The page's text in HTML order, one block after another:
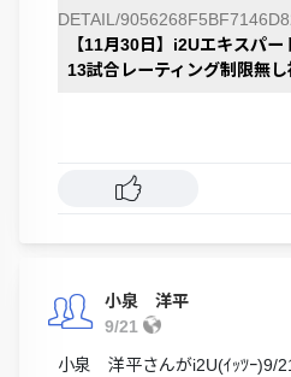
DETAIL/
【11月30日】i2Uエキスパ
13試合レーティング制限無
小泉 洋平
9/21
小泉 洋平さんがi2U(ｲｯﾂｰ)9/